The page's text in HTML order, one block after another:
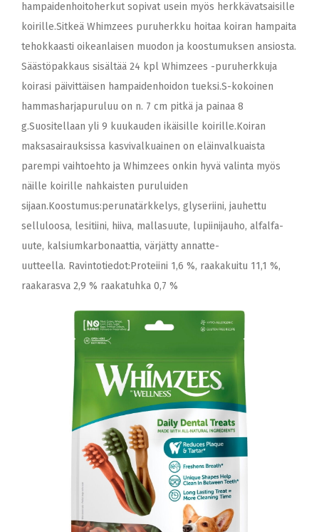
hampaidenhoitoherkut sopivat usein myös herkkävatsaisille
koirille.Sitkeä Whimzees puruherkku hoitaa koiran hampaita
tehokkaasti oikeanlaisen muodon ja koostumuksen ansiosta.
Säästöpakkaus sisältää 24 kpl Whimzees -puruherkkuja
koirasi päivittäisen hampaidenhoidon tueksi.S-kokoinen
hammasharjapuruluu on n. 7 cm pitkä ja painaa 8
g.Suositellaan yli 9 kuukauden ikäisille koirille.Koiran
maksasairauksissa kasvivalkuainen on eläinvalkuaista
parempi vaihtoehto ja Whimzees onkin hyvä valinta myös
näille koirille nahkaisten puruluiden
sijaan.Koostumus:perunatärkkelys, glyseriini, jauhettu
selluloosa, lesitiini, hiiva, mallasuute, lupiinijauho, alfalfa-
uute, kalsiumkarbonaattia, värjätty annatte-
uutteella. Ravintotiedot:Proteiini 1,6 %, raakakuitu 11,1 %,
raakarasva 2,9 % raakatuhka 0,7 %